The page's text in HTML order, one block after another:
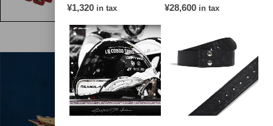
GOODS ONLINE STORE
¥1,320 in tax
¥28,600 in tax